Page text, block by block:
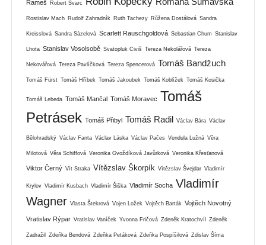
Rameš Robert Švarc
Rostislav Mach Rudolf Zahradník Ruth Tachezy Růžena Dostálová Sandra
Kreisslová Sandra Sázelová Scarlett Rauschgoldová Sebastian Chum Stanislav
Lhota Stanislav Vosolsobě Svatopluk Civiš Tereza Nekolářová Tereza
Nekovářová Tereza Pavlíčková Tereza Spencerová Tomáš Bandžuch
Tomáš Fürst Tomáš Hříbek Tomáš Jakoubek Tomáš Koblížek Tomáš Kosička
Tomáš Lebeda Tomáš Mančal Tomáš Moravec Tomáš
Petrásek Tomáš Přibyl Tomáš Radil Václav Bára Václav
Bělohradský Václav Fanta Václav Láska Václav Pačes Vendula Lužná Věra
Milotová Věra Schiffová Veronika Gvoždíková Javůrková Veronika Křesťanová
Viktor Černý Vít Straka Vítězslav Škorpík Vítězslav Švejdar Vladimír
Krylov Vladimír Kusbach Vladimír Šiška Vladimír Socha Vladimír
Wagner Vlasta Štekrová Vojen Ložek Vojtěch Barták Vojtěch Novotný
Vratislav Rýpar Vratislav Vaníček Yvonna Fričová Zdeněk Kratochvíl Zdeněk
Zadražil Zdeňka Bendová Zdeňka Petáková Zdeňka Pospíšilová Zdislav Šíma